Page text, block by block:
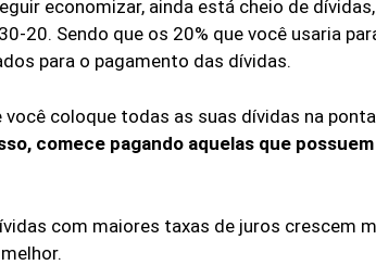
economizar, ainda está cheio de
20. Sendo que os 20% que você usaria
para o pagamento das dívidas.
coloque todas as suas dívidas na
comece pagando aquelas que
com maiores taxas de juros crescem